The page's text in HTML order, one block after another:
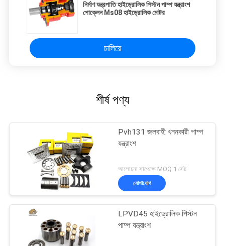
নির্মাণ যন্ত্রপাতি হাইড্রোলিক পিস্টন পাম্প যন্ত্রাংশ
পোক্লেন Ms08 হাইড্রোলিক মোটর
চালিয়ে
শীর্ষ পণ্য
Pvh131 জলবাহী খননকারী পাম্প
যন্ত্রাংশ
আলোচনা সাপেক্ষে MOQ:1 সেট
যোগাযোগ
LPVD45 হাইড্রোলিক পিস্টন
পাম্প যন্ত্রাংশ